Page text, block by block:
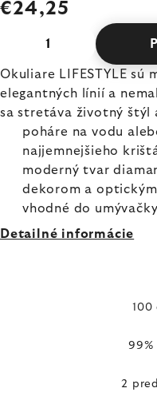
€24,25
Okuliare LIFESTYLE sú
elegantných línií a
sa stretáva životný štýl
poháre na vodu
najjemnejšieho
moderný tvar
dekorom a
vhodné do
Detailné informácie
100
99%
2